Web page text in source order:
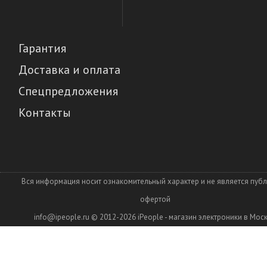
Гарантия
Доставка и оплата
Спецпредложения
Контакты
Вся информация носит ознакомительный характер и не является
офертой
info@ipeople.ru © 2012-2026 iPeople - магазин электроники в